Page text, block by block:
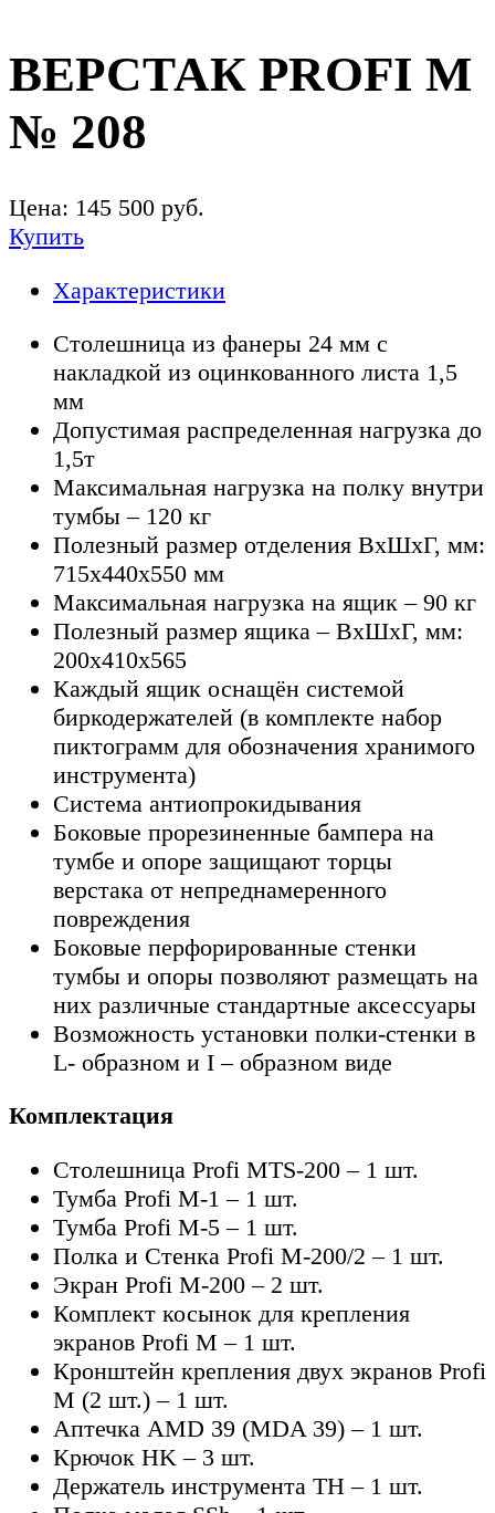
ВЕРСТАК PROFI M
№ 208
Цена: 145 500 руб.
Купить
Характеристики
Столешница из фанеры 24 мм с
накладкой из оцинкованного листа 1,5
мм
Допустимая распределенная нагрузка до
1,5т
Максимальная нагрузка на полку внутри
тумбы – 120 кг
Полезный размер отделения ВхШхГ, мм:
715х440х550 мм
Максимальная нагрузка на ящик – 90 кг
Полезный размер ящика – ВхШхГ, мм:
200х410х565
Каждый ящик оснащён системой
биркодержателей (в комплекте набор
пиктограмм для обозначения хранимого
инструмента)
Система антиопрокидывания
Боковые прорезиненные бампера на
тумбе и опоре защищают торцы
верстака от непреднамеренного
повреждения
Боковые перфорированные стенки
тумбы и опоры позволяют размещать на
них различные стандартные аксессуары
Возможность установки полки-стенки в
L- образном и I – образном виде
Комплектация
Столешница Profi MTS-200 – 1 шт.
Тумба Profi M-1 – 1 шт.
Тумба Profi M-5 – 1 шт.
Полка и Стенка Profi M-200/2 – 1 шт.
Экран Profi M-200 – 2 шт.
Комплект косынок для крепления
экранов Profi M – 1 шт.
Кронштейн крепления двух экранов Profi
M (2 шт.) – 1 шт.
Аптечка AMD 39 (MDA 39) – 1 шт.
Крючок HK – 3 шт.
Держатель инструмента TH – 1 шт.